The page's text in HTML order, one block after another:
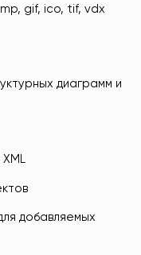
gif, ico, tif, vdx
диаграмм и
добавляемых